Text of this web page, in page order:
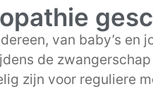
van baby’s en
de
zijn voor reguliere